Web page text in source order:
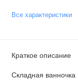
Все характеристики
Краткое описание
Складная